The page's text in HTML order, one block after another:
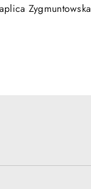
Zygmuntowska